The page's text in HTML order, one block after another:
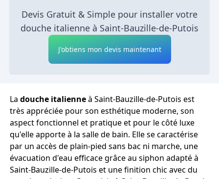
Devis Gratuit & Simple pour installer votre
douche italienne à Saint-Bauzille-de-Putois
J'obtiens mon devis maintenant
La douche italienneà Saint-Bauzille-de-Putois est
très appréciée pour son esthétique moderne, son
aspect fonctionnel et pratique et pour le côté luxe
qu'elle apporte à la salle de bain. Elle se caractérise
par un accès de plain-pied sans bac ni marche, une
évacuation d'eau efficace grâce au siphon adapté à
Saint-Bauzille-de-Putois et une finition chic avec du